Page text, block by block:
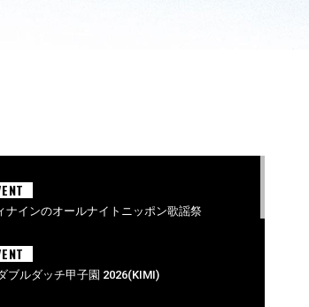
ナインのオールナイトニッポン歌謡祭
ブルダッチ甲子園 2026(KIMI)